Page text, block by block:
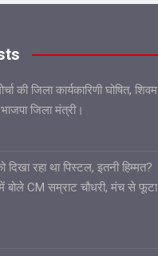
की जिला कार्यकारिणी घोषित, शिवम
जिला मंत्री।
दिखा रहा था पिस्टल, इतनी हिम्मत?
में बोले CM सम्राट चौधरी, मंच से फूटा